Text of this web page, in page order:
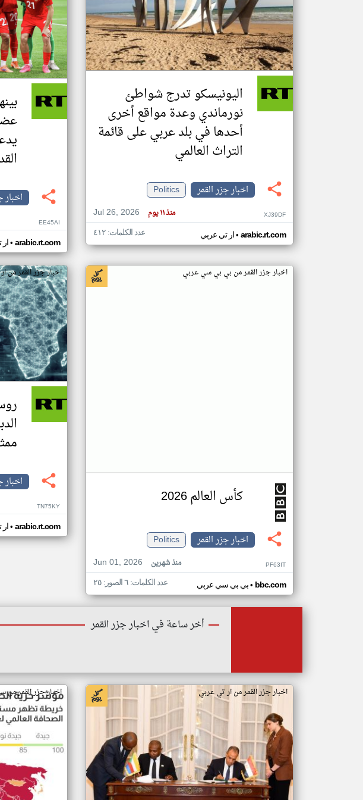
اليونيسكو تدرج شواطئ
نورماندي وعدة مواقع أخرى
أحدها في بلد عربي على قائمة
التراث العالمي
اخبار جزر القمر
Politics
Jul 26, 2026
منذ ١١ يوم XJ39DF
ار تي عربي• arabic.rt.com عدد الكلمات: ٤١٢
اخبار
EE45AI
• arabic.rt.com
اخبار جزر القمر من بي بي سي عربي
كأس العالم 2026
اخبار جزر القمر
Politics
Jun 01, 2026
منذ شهرين PF63IT
بي بي سي عربي• bbc.com عدد الكلمات: ٦ الصور: ٢٥
اخبار جزر القمر من
اخبار
TN75KY
• arabic.rt.com
أخر ساعة في اخبار جزر القمر
اخبار جزر القمر من ار تي عربي اخبار جزر القمر